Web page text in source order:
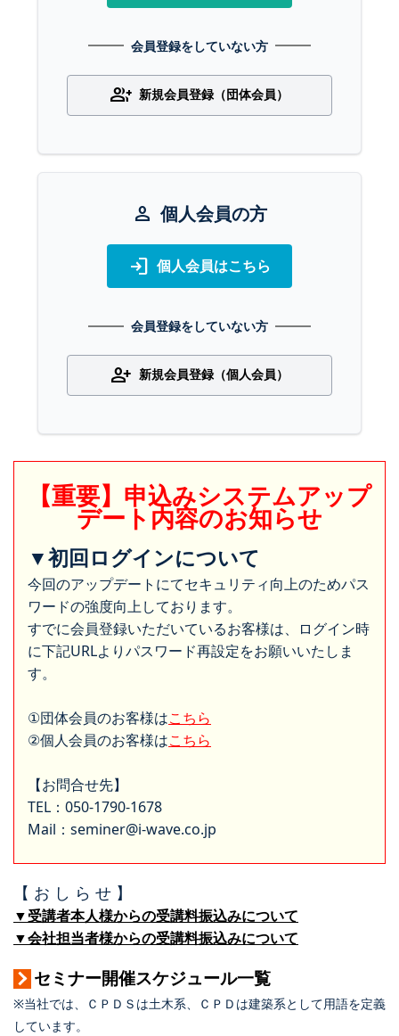
会員登録をしていない方
group_add 新規会員登録（団体会員）
person 個人会員の方
login 個人会員はこちら
会員登録をしていない方
person_add 新規会員登録（個人会員）
【重要】申込みシステムアップ
デート内容のお知らせ
▼初回ログインについて
今回のアップデートにてセキュリティ向上のためパス
ワードの強度向上しております。
すでに会員登録いただいているお客様は、ログイン時
に下記URLよりパスワード再設定をお願いいたしま
す。
①団体会員のお客様はこちら
②個人会員のお客様はこちら
【お問合せ先】
TEL：050-1790-1678
Mail：seminer@i-wave.co.jp
【 お し ら せ 】
▼受講者本人様からの受講料振込みについて
▼会社担当者様からの受講料振込みについて
セミナー開催スケジュール一覧
※当社では、ＣＰＤＳは土木系、ＣＰＤは建築系として用語を定義
しています。